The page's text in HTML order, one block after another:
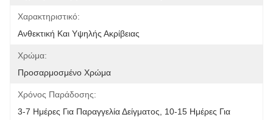
Χαρακτηριστικό:
Ανθεκτική Και Υψηλής Ακρίβειας
Χρώμα:
Προσαρμοσμένο Χρώμα
Χρόνος Παράδοσης:
3-7 Ημέρες Για Παραγγελία Δείγματος, 10-15 Ημέρες Για